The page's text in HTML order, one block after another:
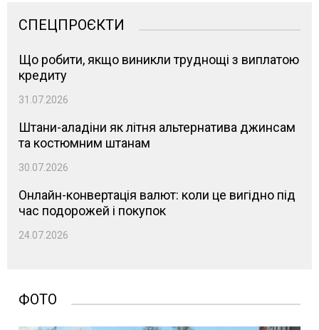
СПЕЦПРОЄКТИ
Що робити, якщо виникли труднощі з виплатою
кредиту
31.07.2026
Штани-аладіни як літня альтернатива джинсам
та костюмним штанам
30.07.2026
Онлайн-конвертація валют: коли це вигідно під
час подорожей і покупок
24.07.2026
ФОТО